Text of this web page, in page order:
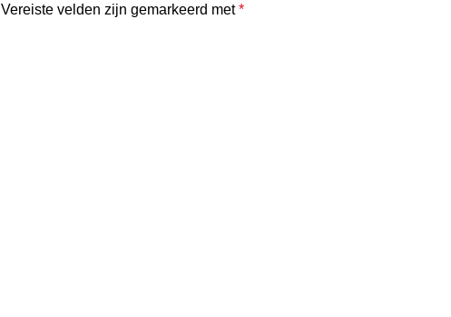
Vereiste velden zijn gemarkeerd met*